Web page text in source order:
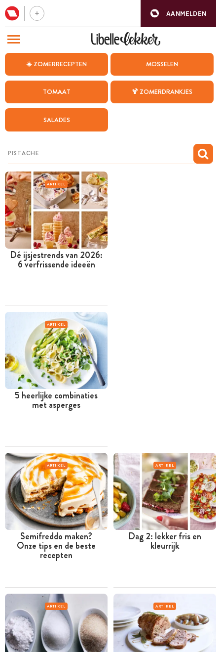
AANMELDEN
☀️ ZOMERRECEPTEN MOSSELEN
TOMAAT 🍹 ZOMERDRANKJES
SALADES
ARTIKEL
Dé ijsjestrends van 2026:
6 verfrissende ideeën
ARTIKEL
5 heerlijke combinaties
met asperges
ARTIKEL
Semifreddo maken?
Onze tips en de beste
recepten
ARTIKEL
Dag 2: lekker fris en
kleurrijk
ARTIKEL ARTIKEL
BEZOEK ONZE ANDERE WEBSITES
WEEKMENU
CHAT MET MAIA
MIJN BEWAARDE RECEPTEN